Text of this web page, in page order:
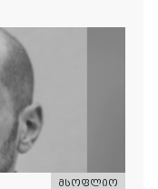
მსოფლიო